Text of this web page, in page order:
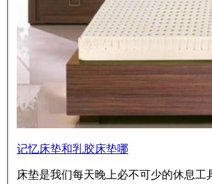
记忆床垫和乳胶床垫哪
床垫是我们每天晚上必不可少的休息工